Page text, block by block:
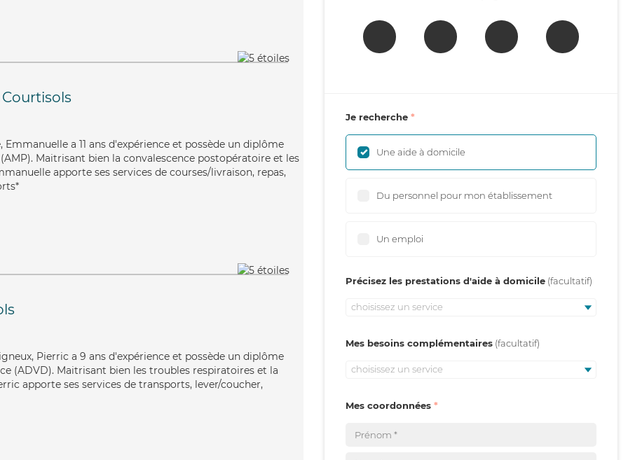
Courtisols
a 11 ans d'expérience et possède un diplôme
Maitrisant bien la convalescence postopératoire et les
apporte ses services de courses/livraison, repas,
Pierric a 9 ans d'expérience et possède un diplôme
(ADVD). Maitrisant bien les troubles respiratoires et la
apporte ses services de transports, lever/coucher,
Je recherche
Une aide à domicile
Du personnel pour mon établissement
Un emploi
Précisez les prestations d'aide à domicile
choisissez un service
Mes besoins complémentaires
choisissez un service
Mes coordonnées